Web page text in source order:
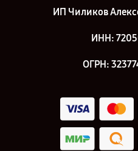
ИП Чиликов
ИНН:
ОГРН: